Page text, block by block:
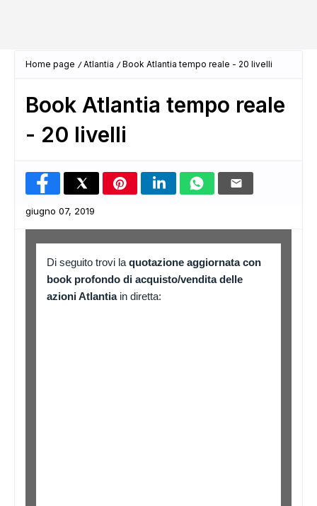
Home page Atlantia Book Atlantia tempo reale - 20 livelli
Book Atlantia tempo reale
- 20 livelli
giugno 07, 2019
Di seguito trovi la quotazione aggiornata con
book profondo di acquisto/vendita delle
azioni Atlantia in diretta: